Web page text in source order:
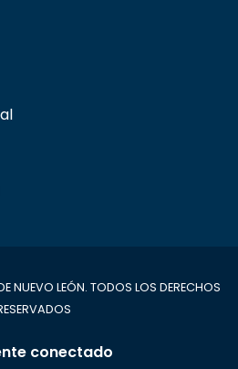
NUEVO LEÓN. TODOS LOS DERECHOS
conectado